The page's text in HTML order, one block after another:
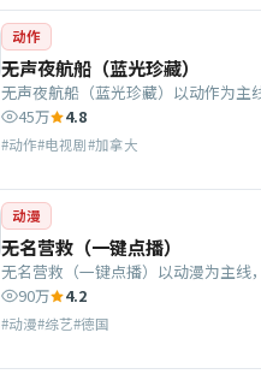
动作
无声夜航船（蓝光珍藏）
无声夜航船（蓝光珍藏）以动作为主
中的抉择与人物成长；加拿大班底，
译、廖凡等主演。
45万 4.8
#动作#电视剧#加拿大
动漫
无名营救（一键点播）
无名营救（一键点播）以动漫为主线
的抉择与人物成长；德国班底，饶晓
音、长泽雅美等主演。
90万 4.2
#动漫#综艺#德国